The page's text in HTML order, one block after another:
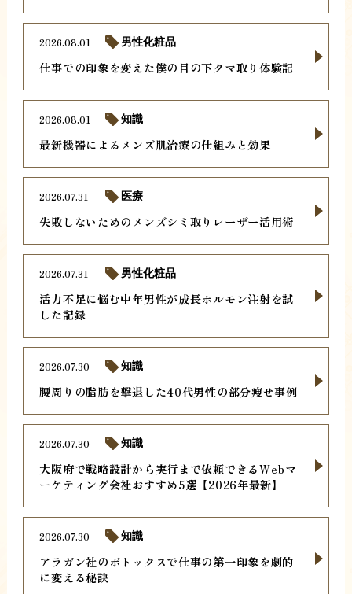
仕事での印象を変えた僕の目の下クマ取り体験記
2026.08.01 男性化粧品
最新機器によるメンズ肌治療の仕組みと効果
2026.08.01 知識
失敗しないためのメンズシミ取りレーザー活用術
2026.07.31 医療
活力不足に悩む中年男性が成長ホルモン注射を試
した記録
2026.07.31 男性化粧品
腰周りの脂肪を撃退した40代男性の部分痩せ事例
2026.07.30 知識
大阪府で戦略設計から実行まで依頼できるWebマ
ーケティング会社おすすめ5選【2026年最新】
2026.07.30 知識
アラガン社のボトックスで仕事の第一印象を劇的
に変える秘訣
2026.07.30 知識